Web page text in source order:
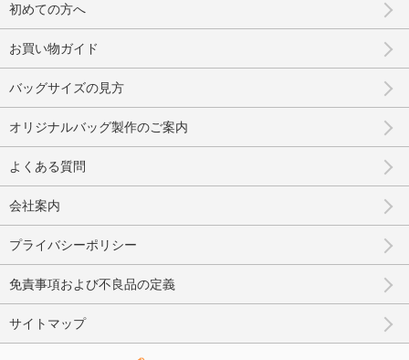
初めての方へ
お買い物ガイド
バッグサイズの見方
オリジナルバッグ製作のご案内
よくある質問
会社案内
プライバシーポリシー
免責事項および不良品の定義
サイトマップ